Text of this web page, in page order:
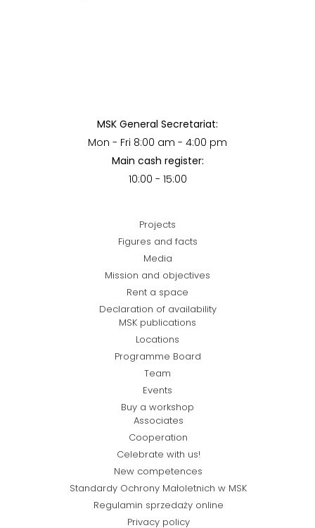
MSK General Secretariat:
Mon - Fri 8:00 am - 4:00 pm
Main cash register:
10:00 - 15:00
Projects
Figures and facts
Media
Mission and objectives
Rent a space
Declaration of availability
MSK publications
Locations
Programme Board
Team
Events
Buy a workshop
Associates
Cooperation
Celebrate with us!
New competences
Standardy Ochrony Małoletnich w MSK
Regulamin sprzedaży online
Privacy policy